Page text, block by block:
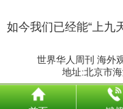
如今我们已经能“上九
世界华人周刊 海外
地址:北京市